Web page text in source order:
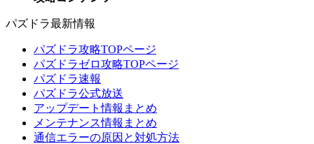
パズドラ最新情報
パズドラ攻略TOPページ
パズドラゼロ攻略TOPページ
パズドラ速報
パズドラ公式放送
アップデート情報まとめ
メンテナンス情報まとめ
通信エラーの原因と対処方法